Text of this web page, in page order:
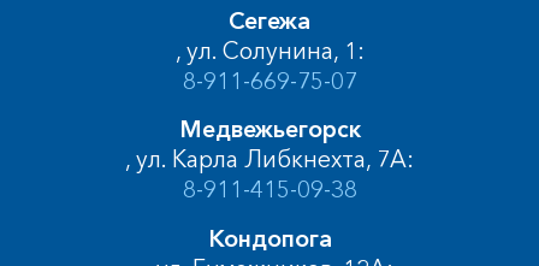
Сегежа
, ул. Солунина, 1:
8-911-669-75-07
Медвежьегорск
, ул. Карла Либкнехта, 7А:
8-911-415-09-38
Кондопога